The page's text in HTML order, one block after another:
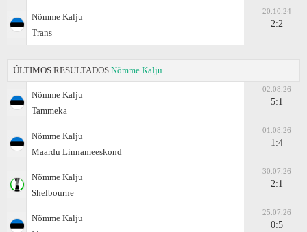
Nõmme Kalju
Trans
20.10.24
2:2
ÚLTIMOS RESULTADOS Nõmme Kalju
Nõmme Kalju
Tammeka
02.08.26
5:1
Nõmme Kalju
Maardu Linnameeskond
01.08.26
1:4
Nõmme Kalju
Shelbourne
30.07.26
2:1
Nõmme Kalju
25.07.26
0:5